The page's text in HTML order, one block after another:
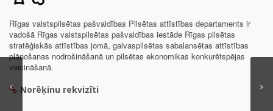
Rīgas valstspilsētas pašvaldības Pilsētas attīstības departaments ir
vadošā Rīgas valstspilsētas pašvaldības iestāde Rīgas pilsētas
stratēģiskās attīstības jomā, galvaspilsētas sabalansētas attīstības
plānošanas nodrošināšanā un pilsētas ekonomikas konkurētspējas
veicināšanā.
Norēķinu rekvizīti